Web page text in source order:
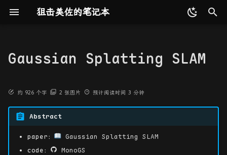
狙击美佐的笔记本
入
开
始
搜
友链
C/C++
Python
Java
算法相关
基础数据结构
算法设计与分析
人工智能基础
模式识别
机器学习
高性能计算
向量化计算
MPI 基础
设计模式
软件构件与体系结构
应用服务器原理与实现
MySQL
Redis
CMU 15-445
MIT 6.5840
RegEx 正则表达式
3D 射影几何和变换
估计——2D 射影变换
算法评价和误差分析
前置知识
ICP
Bonn
KITTI
Waymo
MAC
FastMAC
DS-SLAM
Detect-SLAM
FlowFusion
iMAP
Co-SLAM
NICE-SLAM
Introduction
Tracking
Keyframing
MASt3R
Spann3R
Fast3R
Endo-4DGS
EndoGaussian
EndoGS
初识 SLAM
三维空间刚体运动
ORB-SLAM2
LET-NET
DeepV2D
Word2Vec
RNN
Transformer
Attention
Transformer
ViT
书生·浦语大模型实战营
第二节
第四节
2025 AI 冬令营
速通AI辅助番茄时钟开发
Prompt
分布式训练
最优化问题
直线搜索
矩阵分析与应用
矩阵代数基础
特殊矩阵
组合数学
命令行工具
Shell 命令相关
Git 命令相关
gdb 命令相关
CI 工具
Github Action
站点生成工具
reveal-md
gitbook
hexo
ffmpeg
ImageMagick
Weights & Biases
Gaussian Splatting SLAM
约 926 个字 2 张图片 预计阅读时间 3 分钟
Abstract
paper：
Gaussian Splatting SLAM
code：
MonoGS